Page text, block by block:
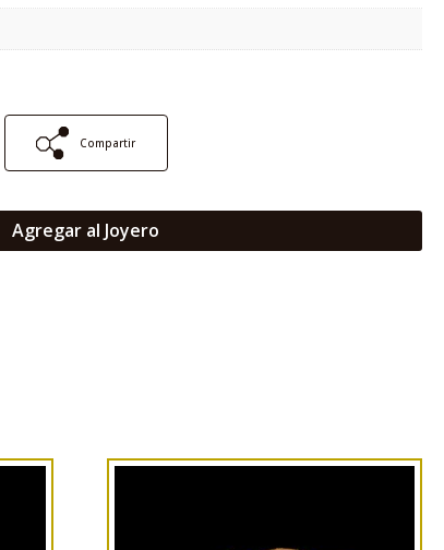
Compartir
Agregar al Joyero